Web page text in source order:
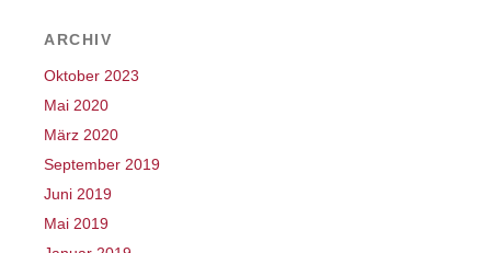
ARCHIV
Oktober 2023
Mai 2020
März 2020
September 2019
Juni 2019
Mai 2019